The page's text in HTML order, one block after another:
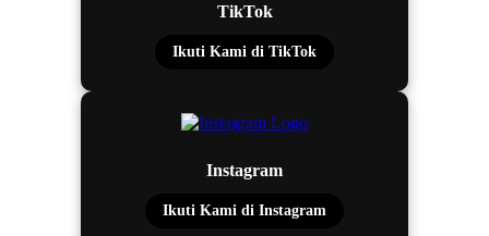
TikTok
Ikuti Kami di TikTok
Instagram
Ikuti Kami di Instagram